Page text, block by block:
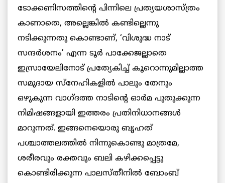
ടോക്കണിസത്തിന്റെ പിന്നിലെ പ്രത്യയശാസ്ത്രം
കാണാതെ, അല്ലെങ്കിൽ കണ്ടില്ലെന്നു
നടിക്കുന്നതു കൊണ്ടാണ്, ‘വിശുദ്ധ നാട്
സന്ദർശനം’ എന്ന ടൂർ പാക്കേജല്ലാതെ
ഇസ്രായേലിനോട് പ്രത്യേകിച്ച് കൂറൊന്നുമില്ലാത്ത
സമുദായ സ്നേഹികളിൽ പാലും തേനും
ഒഴുകുന്ന വാഗ്‌ദത്ത നാടിന്റെ ഓർമ പുതുക്കുന്ന
നിമിഷങ്ങളായി ഇത്തരം പ്രതിനിധാനങ്ങൾ
മാറുന്നത്. ഇങ്ങനെയൊരു ബൃഹത്
പശ്ചാത്തലത്തിൽ നിന്നുകൊണ്ടു മാത്രമേ,
ശരീരവും രക്തവും ബലി കഴിക്കപ്പെട്ടു
കൊണ്ടിരിക്കുന്ന പാലസ്തീനിൽ ബോംബ്